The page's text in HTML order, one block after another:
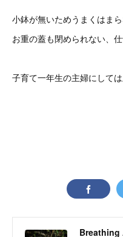
小鉢が無いためうまくはまら
お重の蓋も閉められない、
子育て一年生の主婦にしては
Breathing